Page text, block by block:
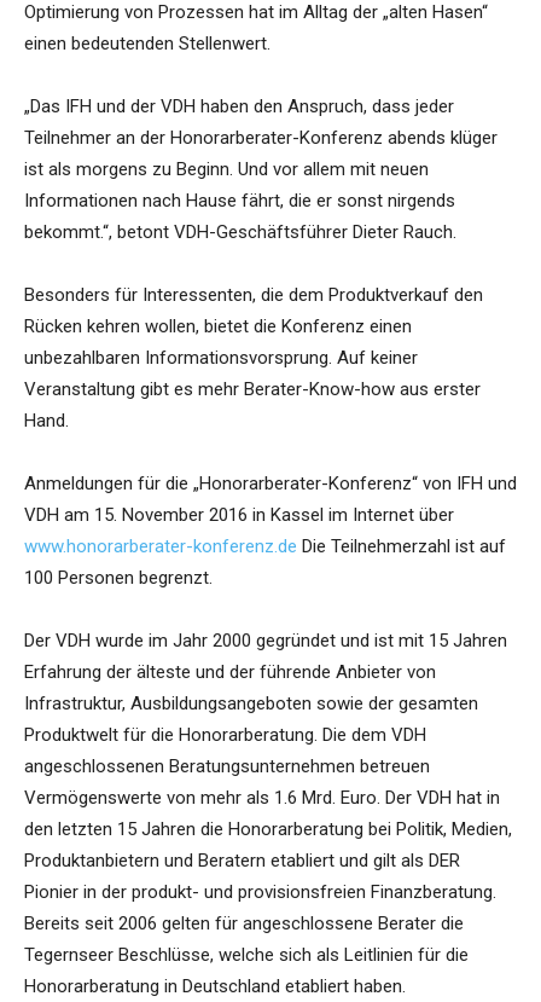
Optimierung von Prozessen hat im Alltag der „alten Hasen“
einen bedeutenden Stellenwert.
„Das IFH und der VDH haben den Anspruch, dass jeder
Teilnehmer an der Honorarberater-Konferenz abends klüger
ist als morgens zu Beginn. Und vor allem mit neuen
Informationen nach Hause fährt, die er sonst nirgends
bekommt.“, betont VDH-Geschäftsführer Dieter Rauch.
Besonders für Interessenten, die dem Produktverkauf den
Rücken kehren wollen, bietet die Konferenz einen
unbezahlbaren Informationsvorsprung. Auf keiner
Veranstaltung gibt es mehr Berater-Know-how aus erster
Hand.
Anmeldungen für die „Honorarberater-Konferenz“ von IFH und
VDH am 15. November 2016 in Kassel im Internet über
www.honorarberater-konferenz.de Die Teilnehmerzahl ist auf
100 Personen begrenzt.
Der VDH wurde im Jahr 2000 gegründet und ist mit 15 Jahren
Erfahrung der älteste und der führende Anbieter von
Infrastruktur, Ausbildungsangeboten sowie der gesamten
Produktwelt für die Honorarberatung. Die dem VDH
angeschlossenen Beratungsunternehmen betreuen
Vermögenswerte von mehr als 1.6 Mrd. Euro. Der VDH hat in
den letzten 15 Jahren die Honorarberatung bei Politik, Medien,
Produktanbietern und Beratern etabliert und gilt als DER
Pionier in der produkt- und provisionsfreien Finanzberatung.
Bereits seit 2006 gelten für angeschlossene Berater die
Tegernseer Beschlüsse, welche sich als Leitlinien für die
Honorarberatung in Deutschland etabliert haben.